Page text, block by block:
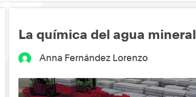
La química del agua mineral
Anna Fernández Lorenzo